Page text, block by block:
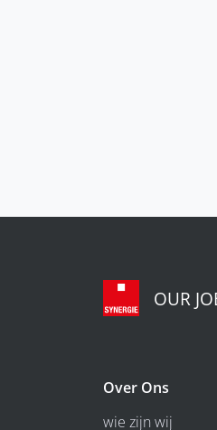
OUR
Over Ons
wie zijn wij